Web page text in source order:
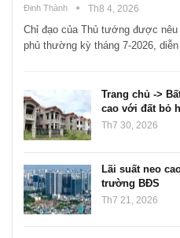
Đinh Thành Th8 4, 2026
Chỉ đạo của Thủ tướng được
phủ thường kỳ tháng 7-2026,
Trang chủ ->
cao với đất bỏ
Th7 30, 2026
Lãi suất neo
trường BĐS
Th7 21, 2026